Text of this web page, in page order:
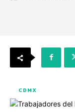
CDMX